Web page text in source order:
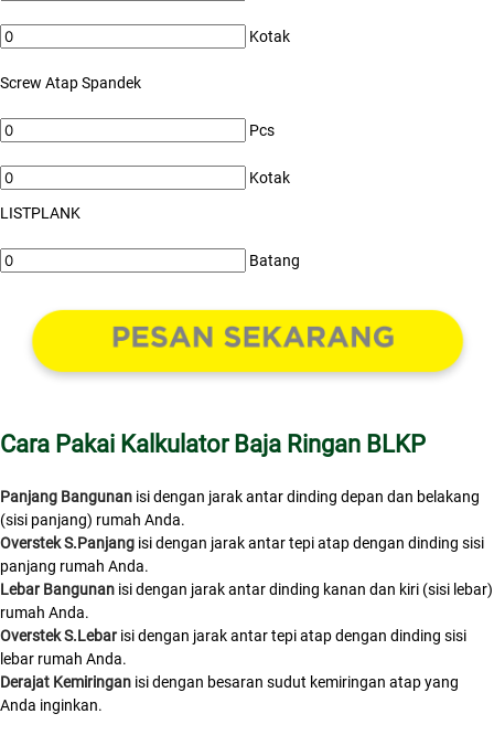
Kotak
Screw Atap Spandek
Pcs
Kotak
LISTPLANK
Batang
Cara Pakai Kalkulator Baja Ringan BLKP
Panjang Bangunan isi dengan jarak antar dinding depan dan belakang
(sisi panjang) rumah Anda.
Overstek S.Panjang isi dengan jarak antar tepi atap dengan dinding sisi
panjang rumah Anda.
Lebar Bangunan isi dengan jarak antar dinding kanan dan kiri (sisi lebar)
rumah Anda.
Overstek S.Lebar isi dengan jarak antar tepi atap dengan dinding sisi
lebar rumah Anda.
Derajat Kemiringan isi dengan besaran sudut kemiringan atap yang
Anda inginkan.